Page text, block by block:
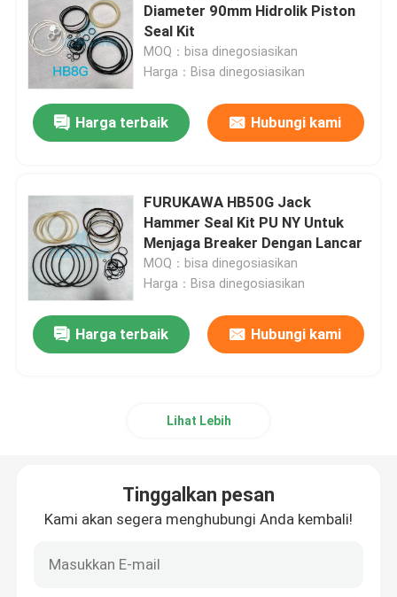
Diameter 90mm Hidrolik Piston
Seal Kit
MOQ：bisa dinegosiasikan
Harga：Bisa dinegosiasikan
Harga terbaik Hubungi kami
FURUKAWA HB50G Jack
Hammer Seal Kit PU NY Untuk
Menjaga Breaker Dengan Lancar
MOQ：bisa dinegosiasikan
Harga：Bisa dinegosiasikan
Harga terbaik Hubungi kami
Lihat Lebih
Tinggalkan pesan
Kami akan segera menghubungi Anda kembali!